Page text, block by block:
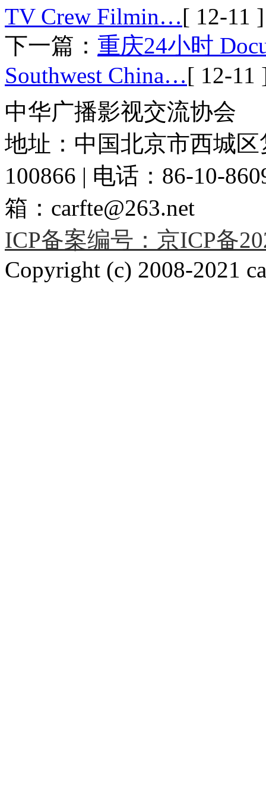
TV Crew Filmin…[ 12-11 ]
下一篇： 重庆24小时
Southwest China…[ 12-11
中华广播影视交流协会
地址：中国北京市西城
100866 | 电话：86-10-
箱：carfte@263.net
ICP备案编号：京ICP备
Copyright (c) 2008-2021